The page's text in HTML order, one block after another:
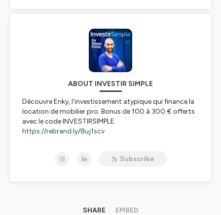
ABOUT INVESTIR SIMPLE
Découvre Enky, l'investissement atypique qui finance la
location de mobilier pro. Bonus de 100 à 300 € offerts
avec le code INVESTIRSIMPLE.
https://rebrand.ly/8uj1scv
Inscris-toi àmes mails privés du lundi matin
Je suis Thomas Creton, investisseur passionné et
Subscribe
SHARE EMBED